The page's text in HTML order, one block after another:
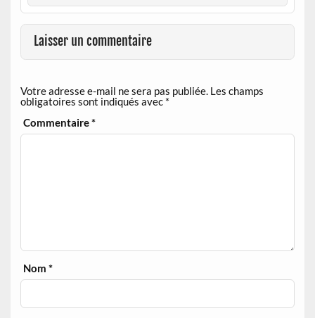
Laisser un commentaire
Votre adresse e-mail ne sera pas publiée. Les champs
obligatoires sont indiqués avec *
Commentaire*
Nom*